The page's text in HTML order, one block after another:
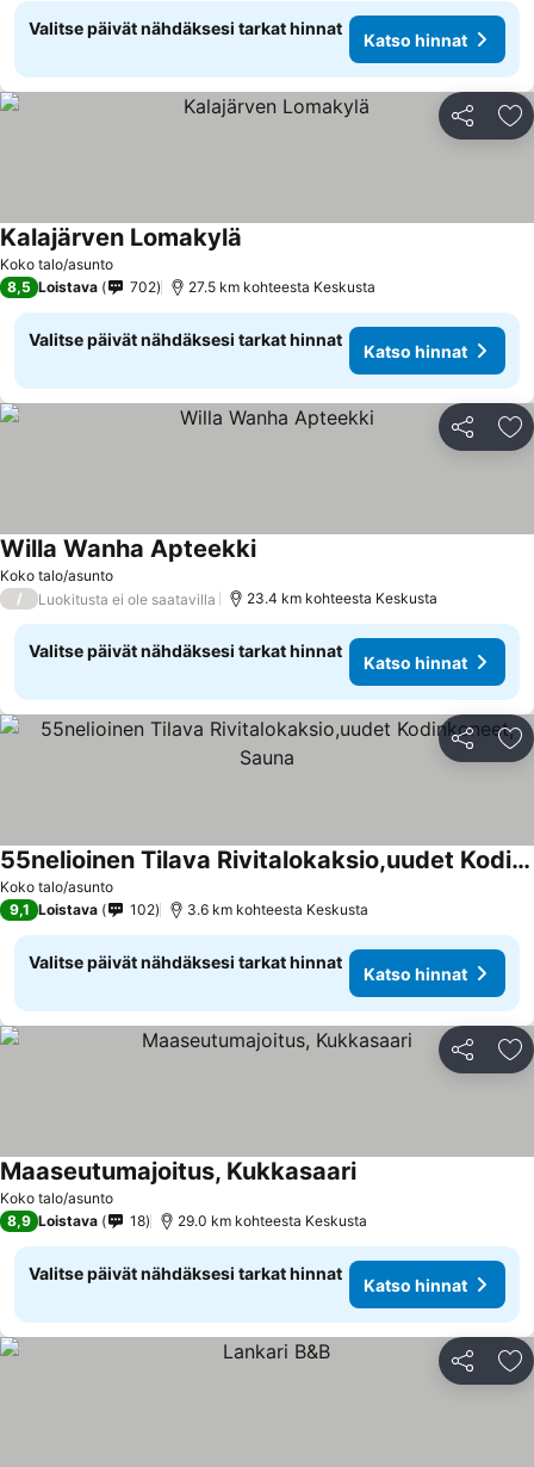
Valitse päivät nähdäksesi tarkat hinnat
Katso hinnat
Jaa
Koko talo/asunto
Kalajärven Lomakylä
8,5 Loistava 702 27.5 km kohteesta Keskusta
Valitse päivät nähdäksesi tarkat hinnat
Katso hinnat
Jaa
Koko talo/asunto
Willa Wanha Apteekki
/ Luokitusta ei ole saatavilla 23.4 km kohteesta Keskusta
Valitse päivät nähdäksesi tarkat hinnat
Katso hinnat
Jaa
Koko talo/asunto
55nelioinen Tilava Rivitalokaksio,uudet Kodinkoneet, Sauna
9,1 Loistava 102 3.6 km kohteesta Keskusta
Valitse päivät nähdäksesi tarkat hinnat
Katso hinnat
Jaa
Koko talo/asunto
Maaseutumajoitus, Kukkasaari
8,9 Loistava 18 29.0 km kohteesta Keskusta
Valitse päivät nähdäksesi tarkat hinnat
Katso hinnat
Jaa